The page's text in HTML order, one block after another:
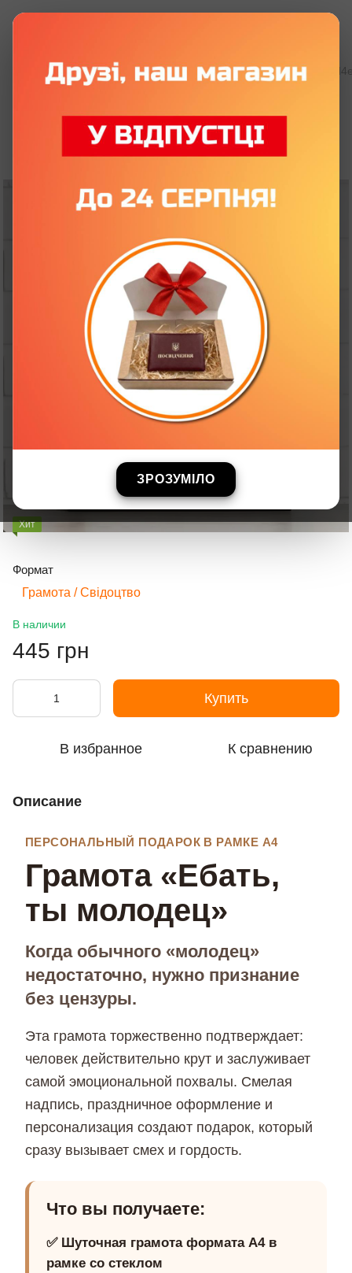
ЗРОЗУМІЛО
Грамоты и свидетельства Грамоты и свидетельства
молодец» А4 в рамке со стеклом
K68U0010 5 отзывов
Хит
Формат
Грамота / Свідоцтво
В наличии
445 грн
Купить
В избранное К сравнению
Описание
ПЕРСОНАЛЬНЫЙ ПОДАРОК В РАМКЕ А4
Грамота «Ебать,
ты молодец»
Когда обычного «молодец»
недостаточно, нужно признание
без цензуры.
Эта грамота торжественно подтверждает:
человек действительно крут и заслуживает
самой эмоциональной похвалы. Смелая
надпись, праздничное оформление и
персонализация создают подарок, который
сразу вызывает смех и гордость.
Что вы получаете:
✅ Шуточная грамота формата А4 в
рамке со стеклом